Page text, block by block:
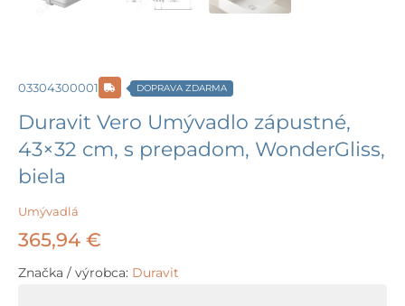
03304300001 DOPRAVA ZDARMA
Duravit Vero Umývadlo zápustné,
43×32 cm, s prepadom, WonderGliss,
biela
Umývadlá
365,94 €
Značka / výrobca: Duravit